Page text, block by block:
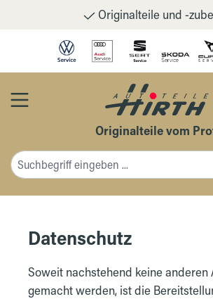
Zum Hauptinhalt springenOriginalteile und -
Originalteile vom
Datenschutz
Soweit nachstehend keine anderen
gemacht werden, ist die